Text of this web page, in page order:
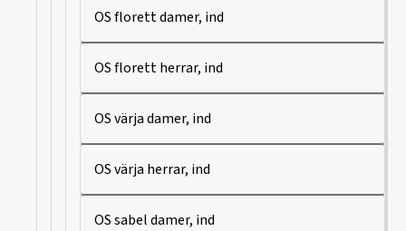
OS florett damer, ind
OS florett herrar, ind
OS värja damer, ind
OS värja herrar, ind
OS sabel damer, ind